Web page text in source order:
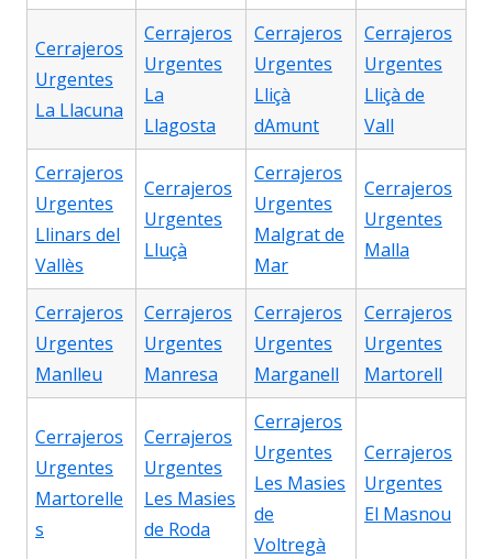
Cerrajeros
Urgentes
La Llacuna
Cerrajeros
Urgentes
La
Llagosta
Cerrajeros
Urgentes
Lliçà
dAmunt
Cerrajeros
Urgentes
Lliçà de
Vall
Cerrajeros
Urgentes
Llinars del
Vallès
Cerrajeros
Urgentes
Lluçà
Cerrajeros
Urgentes
Malgrat de
Mar
Cerrajeros
Urgentes
Malla
Cerrajeros
Urgentes
Manlleu
Cerrajeros
Urgentes
Manresa
Cerrajeros
Urgentes
Marganell
Cerrajeros
Urgentes
Martorell
Cerrajeros
Urgentes
Martorelle
s
Cerrajeros
Urgentes
Les Masies
de Roda
Cerrajeros
Urgentes
Les Masies
de
Voltregà
Cerrajeros
Urgentes
El Masnou